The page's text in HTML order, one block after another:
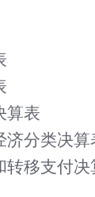
算表
济分类决算
转移支付决